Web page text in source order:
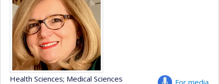
For media
Health Sciences; Medical Sciences